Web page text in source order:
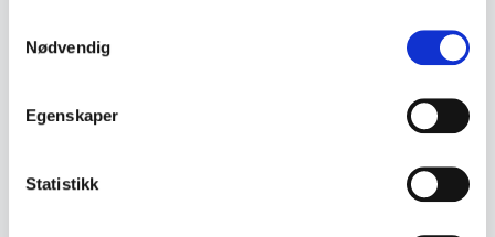
Nødvendig
Egenskaper
Statistikk
- Høyde ca. 6 cm
• Tilstand: